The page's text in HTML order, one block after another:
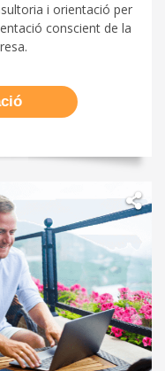
i orientació per
conscient de la